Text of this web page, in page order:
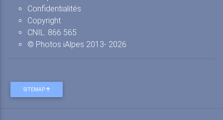
Confidentialités
Copyright
CNIL: 866 565
© Photos iAlpes 2013- 2026
SITEMAP